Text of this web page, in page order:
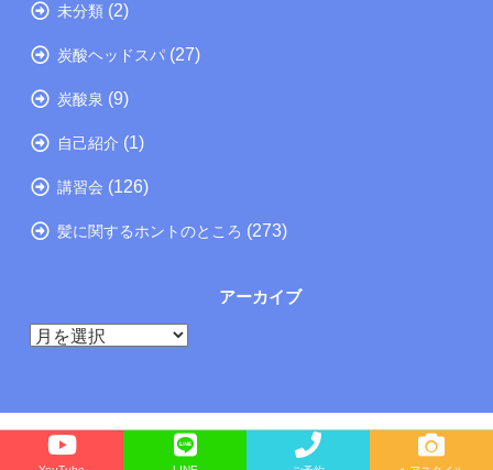
未分類 (2)
炭酸ヘッドスパ (27)
炭酸泉 (9)
自己紹介 (1)
講習会 (126)
髪に関するホントのところ (273)
アーカイブ
ア
ブ
Copyright©
たつの市の美容院メーカー講師が教えるぺったんこ髪の解決方法ブログ, 2022 All